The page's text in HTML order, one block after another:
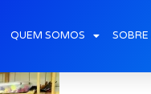
QUEM SOMOS SOBRE